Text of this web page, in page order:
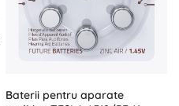
Baterii pentru aparate